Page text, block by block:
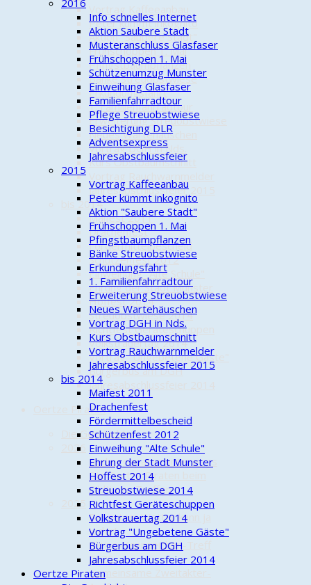
Peter kümmt inkognito
Aktion "Saubere Stadt"
Frühschoppen 1. Mai
Pfingstbaumpflanzen
Bänke Streuobstwiese
Erkundungsfahrt
1. Familienfahrradtour
Erweiterung Streuobstwiese
Neues Wartehäuschen
Vortrag DGH in Nds.
Kurs Obstbaumschnitt
Vortrag Rauchwarnmelder
Jahresabschlussfeier 2015
bis 2014
Maifest 2011
Drachenfest
Fördermittelbescheid
Schützenfest 2012
Einweihung "Alte Schule"
Ehrung der Stadt Munster
Hoffest 2014
Streuobstwiese 2014
Richtfest Geräteschuppen
Volkstrauertag 2014
Vortrag "Ungebetene Gäste"
Bürgerbus am DGH
Jahresabschlussfeier 2014
Oertze Piraten
Die Geschichte
2026
Radwegepaten unterwegs
Die Oertze Piraten beim
Oldtimer-Treffen
2025
Bei gutem Wetter kann ja
jeder!
Kleine-Kennzeichen-Treff
2025
Gemeinsame Zweitakter-
2016
Info schnelles Internet
Aktion Saubere Stadt
Musteranschluss Glasfaser
Frühschoppen 1. Mai
Schützenumzug Munster
Einweihung Glasfaser
Familienfahrradtour
Pflege Streuobstwiese
Besichtigung DLR
Adventsexpress
Jahresabschlussfeier
2015
Vortrag Kaffeeanbau
Peter kümmt inkognito
Aktion "Saubere Stadt"
Frühschoppen 1. Mai
Pfingstbaumpflanzen
Bänke Streuobstwiese
Erkundungsfahrt
1. Familienfahrradtour
Erweiterung Streuobstwiese
Neues Wartehäuschen
Vortrag DGH in Nds.
Kurs Obstbaumschnitt
Vortrag Rauchwarnmelder
Jahresabschlussfeier 2015
bis 2014
Maifest 2011
Drachenfest
Fördermittelbescheid
Schützenfest 2012
Einweihung "Alte Schule"
Ehrung der Stadt Munster
Hoffest 2014
Streuobstwiese 2014
Richtfest Geräteschuppen
Volkstrauertag 2014
Vortrag "Ungebetene Gäste"
Bürgerbus am DGH
Jahresabschlussfeier 2014
Oertze Piraten